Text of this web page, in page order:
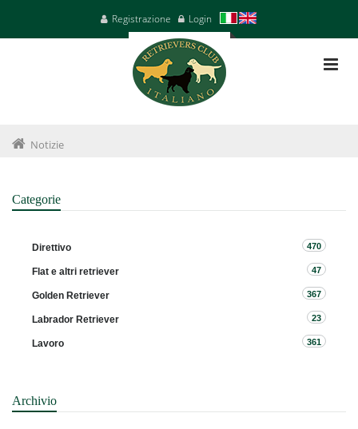
Registrazione Login
Notizie
Categorie
Direttivo 470
Flat e altri retriever 47
Golden Retriever 367
Labrador Retriever 23
Lavoro 361
Archivio